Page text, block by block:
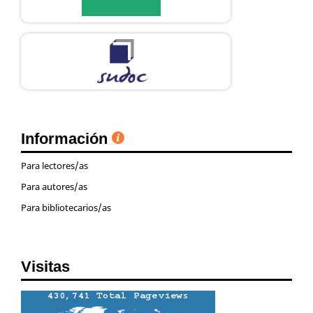
Información
Para lectores/as
Para autores/as
Para bibliotecarios/as
Visitas